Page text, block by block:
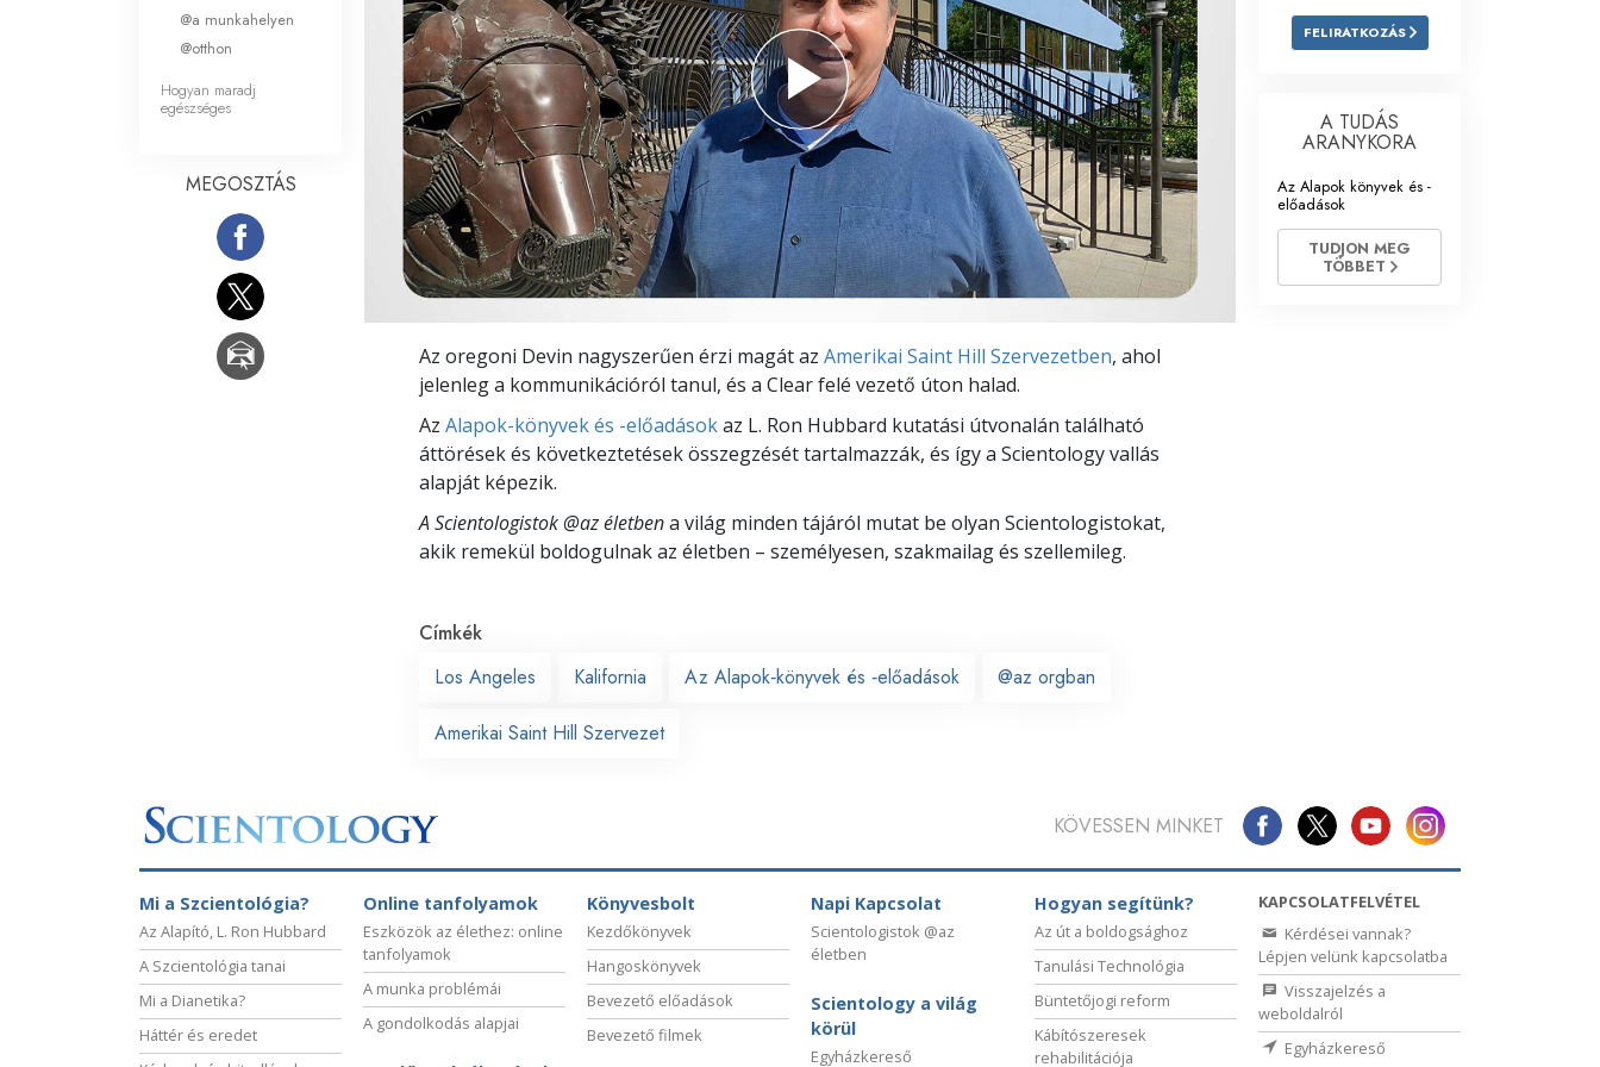
Mi a nagyság?
Megoldások a drogokra
Gyerekek
Eszközök a munkahelyen
Az etika és az állapotok
Az elnyomás oka
Kivizsgálások
A szervezés alapjai
Az oregoni Devin nagyszerűen érzi magát az Amerikai Saint Hill Szervezetben, ahol
jelenleg a kommunikációról tanul, és a Clear felé vezető úton halad.
Az Alapok-könyvek és -előadásokaz L. Ron Hubbard kutatási útvonalán található
áttörések és következtetések összegzését tartalmazzák, és így a Scientology vallás
alapját képezik.
A Scientologistok @az életbena világ minden tájáról mutat be olyan Scientologistokat,
akik remekül boldogulnakaz életben – személyesen, szakmailag és szellemileg.
Címkék
Los Angeles
Kalifornia Az Alapok‑könyvek és ‑előadások @az orgban
Amerikai Saint Hill Szervezet
@a munkahelyen
@otthon
Hogyan maradj
egészséges
MEGOSZTÁS
FELIRATKOZÁS
A TUDÁS
ARANYKORA
Az Alapok könyvek és -
előadások
TUDJON MEG
TÖBBET
KÖVESSEN MINKET
Mi a Szcientológia?
Az Alapító, L. Ron Hubbard
A Szcientológia tanai
Mi a Dianetika?
Háttér és eredet
Online tanfolyamok
Eszközök az élethez: online
tanfolyamok
A munka problémái
A gondolkodás alapjai
Könyvesbolt
Kezdőkönyvek
Hangoskönyvek
Bevezető előadások
Bevezető filmek
Napi Kapcsolat
Scientologistok @az
életben
Scientology a világ
körül
Egyházkereső
Hogyan segítünk?
Az út a boldogsághoz
Tanulási Technológia
Büntetőjogi reform
Kábítószeresek
rehabilitációja
KAPCSOLATFELVÉTEL
Kérdései vannak?
Lépjen velünk kapcsolatba
Visszajelzés a
weboldalról
Egyházkereső